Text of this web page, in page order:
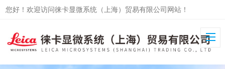
您好！欢迎访问徕卡显微系统（上海）贸易有限公司网站！